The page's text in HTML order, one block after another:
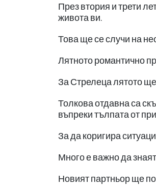
През втория и трети
живота ви.
Това ще се случи на
Лятното романтично
За Стрелеца лятото
Толкова отдавна са
въпреки тълпата от
За да коригира
Много е важно да
Новият партньор ще